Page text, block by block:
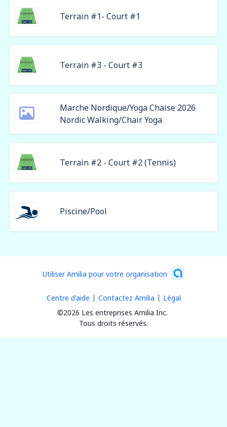
Terrain #1- Court #1
Terrain #3 - Court #3
Marche Nordique/Yoga Chaise 2026
Nordic Walking/Chair Yoga
Terrain #2 - Court #2 (Tennis)
Piscine/Pool
Utiliser Amilia pour votre organisation
©2026 Les entreprises Amilia Inc.
Tous droits réservés.
Centre d'aide Contactez Amilia Légal